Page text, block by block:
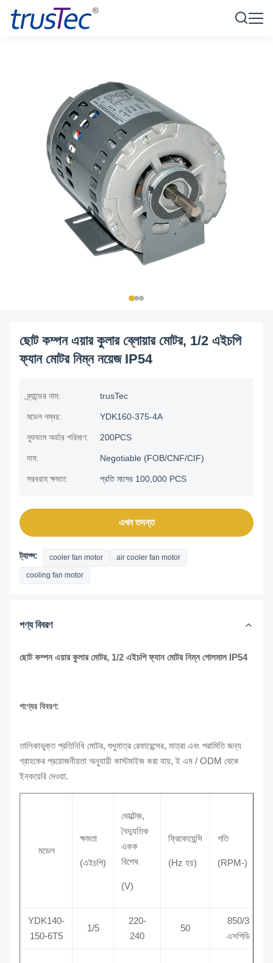
ছোট কম্পন এয়ার কুলার ব্লোয়ার মোটর, 1/2 এইচপি
ফ্যান মোটর নিম্ন নয়েজ IP54
ব্র্যান্ডের নাম: trusTec
মডেল নম্বর: YDK160-375-4A
ন্যূনতম অর্ডার পরিমাণ: 200PCS
দাম: Negotiable (FOB/CNF/CIF)
সরবরাহ ক্ষমতা: প্রতি মাসের 100,000 PCS
এখন তদন্ত
ট্যাগ্স: cooler fan motor air cooler fan motor
cooling fan motor
পণ্য বিবরণ
ছোট কম্পন এয়ার কুলার মোটর, 1/2 এইচপি ফ্যান মোটর নিম্ন গোলমাল IP54
পণ্যের বিবরণ:
তালিকাভুক্ত প্রতিনিধি মোটর, শুধুমাত্র রেফারেন্সের, মাত্রা এবং পরামিতি জন্য
গ্রাহকের প্রয়োজনীয়তা অনুযায়ী কাস্টমাইজ করা যায়, ই এম / ODM থেকে
ইনকয়েরি দেওয়া.
মডেল
ক্ষমতা
(এইচপি)
ভোল্টেজ,
বৈদ্যুতিক
একক
বিশেষ
(V)
ফ্রিকোয়েন্সি
(Hz হয়)
গতি
(RPM-)
YDK140-
150-6T5
1/5
220-
240
50
850/3
এসপিডি